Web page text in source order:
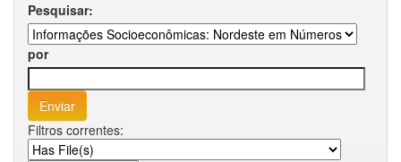
Pesquisar:
por
Filtros correntes: